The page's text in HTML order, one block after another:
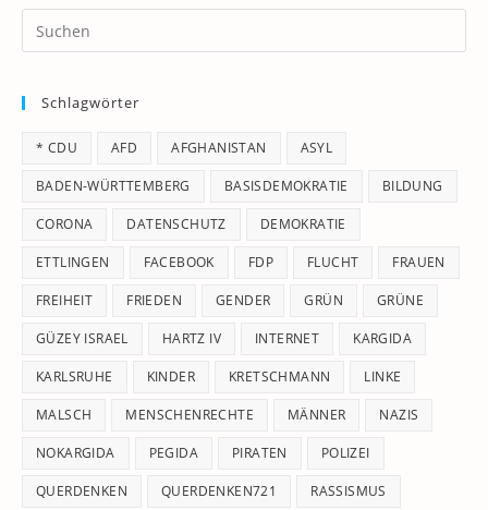
Schlagwörter
* CDU AFD AFGHANISTAN ASYL
BADEN-WÜRTTEMBERG BASISDEMOKRATIE BILDUNG
CORONA DATENSCHUTZ DEMOKRATIE
ETTLINGEN FACEBOOK FDP FLUCHT FRAUEN
FREIHEIT FRIEDEN GENDER GRÜN GRÜNE
GÜZEY ISRAEL HARTZ IV INTERNET KARGIDA
KARLSRUHE KINDER KRETSCHMANN LINKE
MALSCH MENSCHENRECHTE MÄNNER NAZIS
NOKARGIDA PEGIDA PIRATEN POLIZEI
QUERDENKEN QUERDENKEN721 RASSISMUS